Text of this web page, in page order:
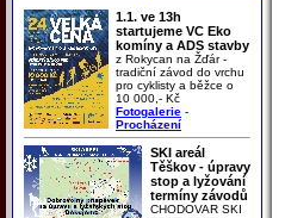
1.1. ve 13h
startujeme VC Eko
komíny a ADS stavby
z Rokycan na Žďár -
tradiční závod do vrchu
pro cyklisty a běžce o
10 000,- Kč
Fotogalerie -
Procházení
SKI areál
Těškov - úpravy
stop a lyžování
termíny závodů
CHODOVAR SKI